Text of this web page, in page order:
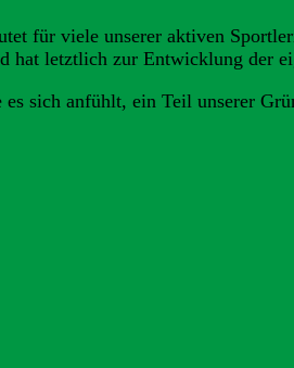
für viele unserer aktiven
hat letztlich zur Entwicklung der
sich anfühlt, ein Teil unserer